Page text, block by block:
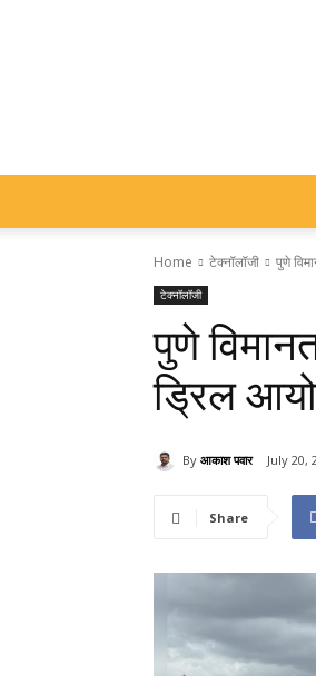
Home टेक्नॉलॉजी पुणे
टेक्नॉलॉजी
पुणे
ड्रिल
By आकाश पवार July 20,
Share